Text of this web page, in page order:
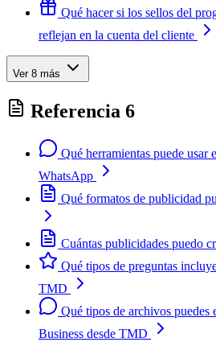
Qué hacer si los sellos del
reflejan en la cuenta del cliente
Ver 8 más
Referencia 6
Qué herramientas puede usar
WhatsApp
Qué formatos de publicidad
Cuántas publicidades puedo
Qué tipos de preguntas
TMD
Qué tipos de archivos
Business desde TMD